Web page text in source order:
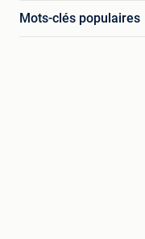
Mots-clés populaires